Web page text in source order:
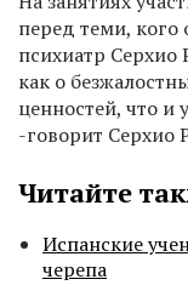
перед теми,
психиатр
как о
ценностей, что и
-говорит Серхио
Читайте
Испанские
черепа